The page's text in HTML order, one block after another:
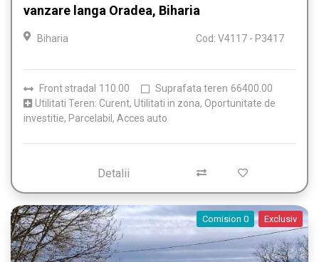
vanzare langa Oradea, Biharia
Biharia Cod: V4117 - P3417
Front stradal 110.00 Suprafata teren 66400.00
Utilitati Teren: Curent, Utilitati in zona, Oportunitate de
investitie, Parcelabil, Acces auto
Detalii
Comision 0 Exclusiv